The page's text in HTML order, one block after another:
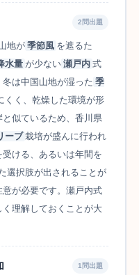
2問出題
地が 季節風 を遮るた
水量 が少ない 瀬戸内 式
は中国山地が湿った 季
くく、乾燥した環境が形
似ているため、香川県
ーブ 栽培が盛んに行われ
ける、あるいは年間を
選択肢が出されることが
が必要です。瀬戸内式
理解しておくことが大
1問出題